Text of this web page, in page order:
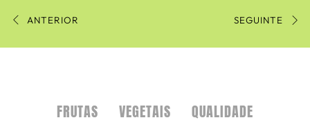
ANTERIOR SEGUINTE
FRUTAS VEGETAIS QUALIDADE